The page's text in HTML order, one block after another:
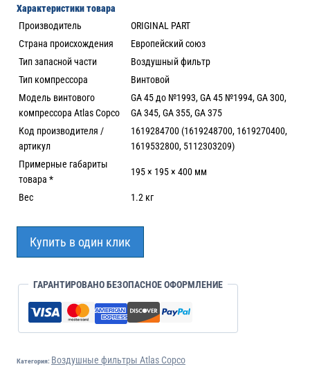
Характеристики товара
Производитель
ORIGINAL PART
Страна происхождения
Европейский союз
Тип запасной части
Воздушный фильтр
Тип компрессора
Винтовой
Модель винтового
компрессора Atlas Copco
GA 45 до №1993, GA 45 №1994, GA 300,
GA 345, GA 355, GA 375
Код производителя /
артикул
1619284700 (1619248700, 1619270400,
1619532800, 5112303209)
Примерные габариты
товара *
195 × 195 × 400 мм
Вес 1.2 кг
Купить в один клик
ГАРАНТИРОВАНО БЕЗОПАСНОЕ ОФОРМЛЕНИЕ
Категория: Воздушные фильтры Atlas Copco